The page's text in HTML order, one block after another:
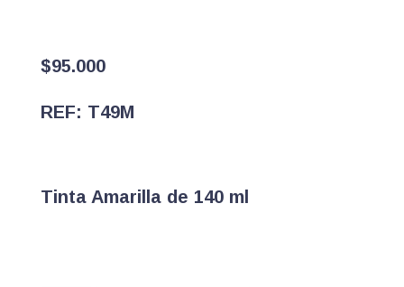
$95.000
REF: T49M
Tinta Amarilla de 140 ml